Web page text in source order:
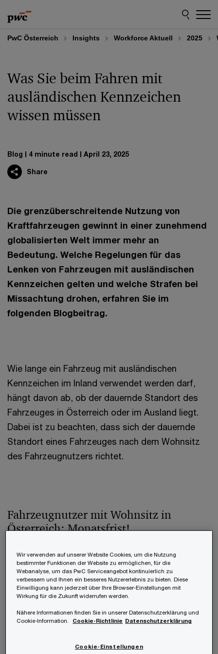
to
content
to
footer
PwC Österreich Insights Workforce Aktuell 2025
Was Sie beim Fahren mit
ausländischen Kennzeichen
wissen müssen
Blog 4 minute read April 23, 2025
Share
Die grenzüberschreitende Nutzung von
Kraftfahrzeugen gewinnt in einer zunehmend
globalisierten Welt immer mehr an
Bedeutung. Welche Regelungen für das
Lenken von Fahrzeugen mit ausländischen
Kennzeichen gelten und welche Strafen bei
Missachtung drohen, erfahren Sie im
folgenden Blogbeitrag.
Wie lange ein Fahrzeug mit ausländischen
Kennzeichen im Inland verwendet werden darf,
hängt davon ab, ob der dauernde Standort des
Fahrzeuges in Österreich oder im Ausland liegt.
Dabei ist zu beachten, dass sich der dauernde
Standort eines Fahrzeuges nach dem Wohnsitz
des Fahrzeugnutzers richtet.
Fahrzeugnutzer mit Wohnsitz in
Österreich: Monatsfrist!
Generell dürfen Fahrzeugnutzer mit
österreichischem Wohnsitz und
Lebensmittelpunkt in Österreich nur Fahrzeuge
mit inländischer Zulassung und inländischem
Kennzeichen lenken. Um diese zu erlangen, muss
abgeschlossen werden. Spätestens mit der
Wir verwenden auf unserer Website Cookies, um die Nutzung
bestimmter Funktionen der Website zu ermöglichen, für die
Webanalyse, um das PwC Serviceangebot kontinuierlich zu
verbessern und Ihnen ein besseres Nutzererlebnis zu bieten. Diese
Einwilligung kann jederzeit über Ihre Browser-Einstellungen mit
Wirkung für die Zukunft widerrufen werden.
Nähere Informationen finden Sie in unserer Datenschutzerklärung und
Cookie-Information.
Cookie-Richtlinie Datenschutzerklärung
Cookie-Einstellungen